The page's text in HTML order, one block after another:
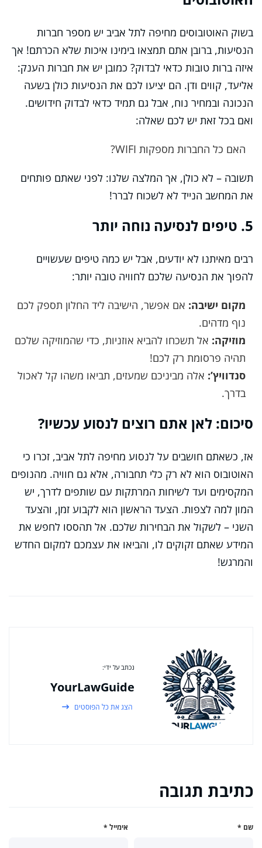
בשוק האוטובוסים מחיפה לתל אביב יש מספר חברות
הנסיעות, ברובן אתם תמצאו בימינו איכות שלא הכרתם! אך
איזה ברות טובות כדאי לבדוק? כמובן יש את חברות הענק:
אליעד, קווים ודן. הם יציעו לכם את הנסיעות כולן בשעה
הנכונה ובמחיר נוח, אבל גם תמיד כדאי לבדוק חידושים.
ואם בכל זאת יש לכם שאלה:
האם כל החברות מספקות WIFI?
תשובה – לא כולן, אך המלצה שלנו: לפני שאתם פותחים
את המחשב הנייד לא לשכוח לברר!
5. טיפים לנסיעה נוחה יותר
רבים מאיתנו לא יודעים, אבל יש כמה טיפים שעשויים
להפוך את הנסיעה שלכם לחוויה טובה יותר:
מקום ישיבה: אם אפשר, הישיבה ליד החלון תספק לכם
נוף מדהים.
מוזיקה: אל תשכחו להביא אוזניות, כדי שהמוזיקה שלכם
תהיה פרסומת רק לכם!
סנדוויץ’: אלה מביניכם שמעזים, תביאו משהו קל לאכול
בדרך.
סיכום: לאן אתם רוצים לנסוע עכשיו?
אז, כשאתם חושבים על לנסוע מחיפה לתל אביב, זכרו כי
האוטובוס הוא לא רק כלי תחבורה, אלא גם חוויה. מהנופים
המקסימים ועד לשיחות המרתקות עם שותפים לדרך, יש
המון למה לצפות. הצעד הראשון הוא לקבוע זמן, והצעד
השני – לשקול את הבחירות שלכם. אל תהססו לחפש את
המידע שאתם זקוקים לו, והביאו את עצמכם למקום החדש
והמרגש!
נכתב על ידי:
YourLawGuide
הצג את כל הפוסטים
כתיבת תגובה
שם * אימייל *